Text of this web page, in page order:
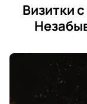
Визитки